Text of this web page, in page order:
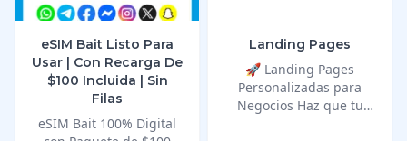
eSIM Bait Listo Para
Usar | Con Recarga De
$100 Incluida | Sin
Filas
eSIM Bait 100% Digital
Landing Pages
🚀 Landing Pages
Personalizadas para
Negocios Haz que tu